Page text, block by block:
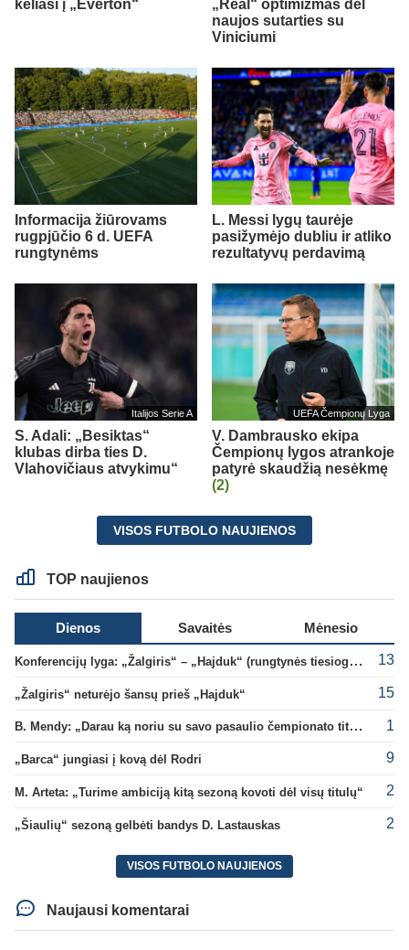
keliasi į „Everton“
„Real“ optimizmas dėl
naujos sutarties su
Viniciumi
Informacija žiūrovams
rugpjūčio 6 d. UEFA
rungtynėms
L. Messi lygų taurėje
pasižymėjo dubliu ir atliko
rezultatyvų perdavimą
Italijos Serie A
S. Adali: „Besiktas“
klubas dirba ties D.
Vlahovičiaus atvykimu“
UEFA Čempionų Lyga
V. Dambrausko ekipa
Čempionų lygos atrankoje
patyrė skaudžią nesėkmę
(2)
VISOS FUTBOLO NAUJIENOS
TOP naujienos
Dienos Savaitės Mėnesio
Konferencijų lyga: „Žalgiris“ – „Hajduk“ (rungtynės tiesiogiai) 13
„Žalgiris“ neturėjo šansų prieš „Hajduk“ 15
B. Mendy: „Darau ką noriu su savo pasaulio čempionato titulu“ 1
„Barca“ jungiasi į kovą dėl Rodri 9
M. Arteta: „Turime ambiciją kitą sezoną kovoti dėl visų titulų“ 2
„Šiaulių“ sezoną gelbėti bandys D. Lastauskas 2
VISOS FUTBOLO NAUJIENOS
Naujausi komentarai